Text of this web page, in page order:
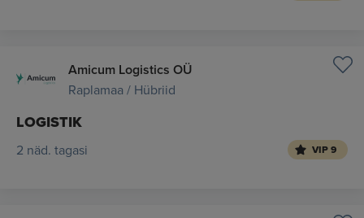
Amicum Logistics OÜ
Raplamaa / Hübriid
LOGISTIK
2 näd. tagasi VIP 9